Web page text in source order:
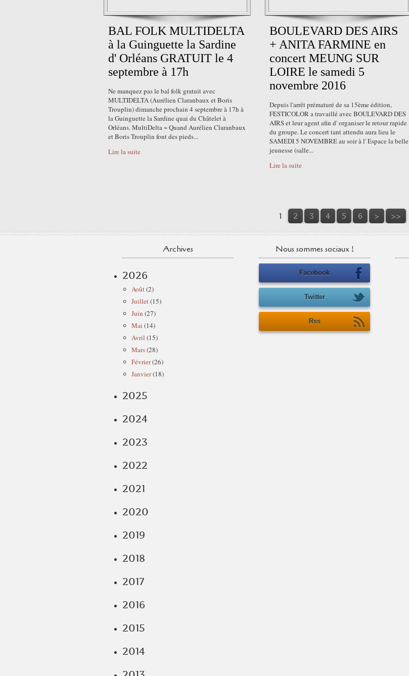
BAL FOLK MULTIDELTA
à la Guinguette la Sardine
d' Orléans GRATUIT le 4
septembre à 17h
Ne manquez pas le bal folk gratuit avec
MULTIDELTA (Aurélien Claranbaux et Boris
Trouplin) dimanche prochain 4 septembre à 17h à
la Guinguette la Sardine quai du Châtelet à
Orléans. MultiDelta ~ Quand Aurélien Claranbaux
et Boris Trouplin font des pieds...
Lire la suite
BOULEVARD DES AIRS
+ ANITA FARMINE en
concert MEUNG SUR
LOIRE le samedi 5
novembre 2016
Depuis l'arrêt prématuré de sa 15ème édition,
FESTICOLOR a travaillé avec BOULEVARD DES
AIRS et leur agent afin d' organiser le retour rapide
du groupe. Le concert tant attendu aura lieu le
SAMEDI 5 NOVEMBRE au soir à l' Espace la belle
jeunesse (salle...
Lire la suite
1 2 3 4 5 6 > >>
Archives
2026
Août(2)
Juillet(15)
Juin (27)
Mai (14)
Avril (15)
Mars(28)
Février(26)
Janvier(18)
2025
2024
2023
2022
2021
2020
2019
2018
2017
2016
2015
2014
Nous sommes sociaux !
Facebook
Twitter
Rss